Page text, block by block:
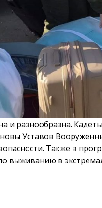
и разнообразна.
Уставов
Также в
выживанию в